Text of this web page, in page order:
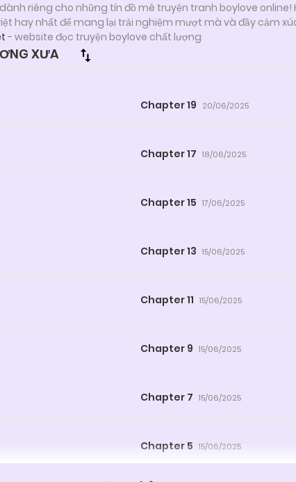
riêng cho những tín đồ mê truyện tranh boylove
hay nhất để mang lại trải nghiệm mượt mà và đầy cảm
- website đọc truyện boylove chất lượng
XƯA
Chapter 19 20/06/2025
Chapter 17 18/06/2025
Chapter 15 17/06/2025
Chapter 13 15/06/2025
Chapter 11 15/06/2025
Chapter 9 15/06/2025
Chapter 7 15/06/2025
Chapter 5 15/06/2025